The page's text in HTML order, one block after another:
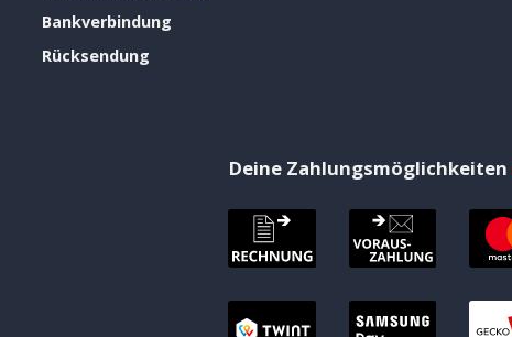
Bankverbindung
Rücksendung
Deine Zahlungsmöglichkeiten